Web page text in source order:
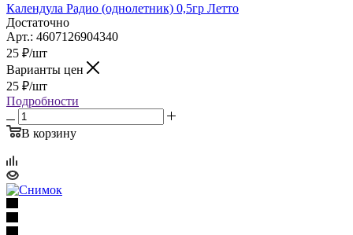
Календула Радио (однолетник) 0,5гр Летто
Достаточно
Арт.: 4607126904340
25 ₽/шт
Варианты цен
25 ₽/шт
Подробности
В корзину